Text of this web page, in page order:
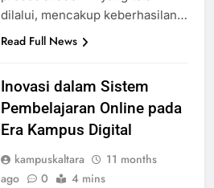
dilalui, mencakup keberhasilan…
Read Full News
Inovasi dalam Sistem
Pembelajaran Online pada
Era Kampus Digital
kampuskaltara
11 months
ago
0 4 mins